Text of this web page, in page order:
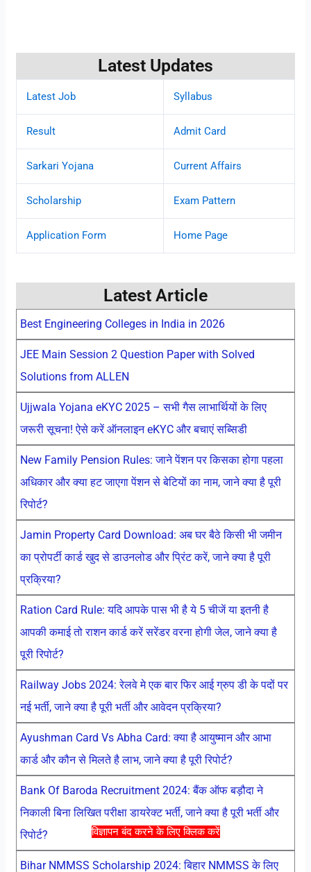
विज्ञापन बंद करने के लिए क्लिक करें
Latest Updates
Latest Job Syllabus
Result Admit Card
Sarkari Yojana Current Affairs
Scholarship Exam Pattern
Application Form Home Page
Latest Article
Best Engineering Colleges in India in 2026
JEE Main Session 2 Question Paper with Solved
Solutions from ALLEN
Ujjwala Yojana eKYC 2025 – सभी गैस लाभार्थियों के लिए
जरूरी सूचना! ऐसे करें ऑनलाइन eKYC और बचाएं सब्सिडी
New Family Pension Rules: जाने पेंशन पर किसका होगा पहला
अधिकार और क्या हट जाएगा पेंशन से बेटियों का नाम, जाने क्या है पूरी
रिपोर्ट?
Jamin Property Card Download: अब घर बैठे किसी भी जमीन
का प्रोपर्टी कार्ड खुद से डाउनलोड और प्रिंट करें, जाने क्या है पूरी
प्रक्रिया?
Ration Card Rule: यदि आपके पास भी है ये 5 चीजें या इतनी है
आपकी कमाई तो राशन कार्ड करें सरेंडर वरना होगी जेल, जाने क्या है
पूरी रिपोर्ट?
Railway Jobs 2024: रेलवे मे एक बार फिर आई ग्रुप डी के पदों पर
नई भर्ती, जाने क्या है पूरी भर्ती और आवेदन प्रक्रिया?
Ayushman Card Vs Abha Card: क्या है आयुष्मान और आभा
कार्ड और कौन से मिलते है लाभ, जाने क्या है पूरी रिपोर्ट?
Bank Of Baroda Recruitment 2024: बैंक ऑफ बड़ौदा ने
निकाली बिना लिखित परीक्षा डायरेक्ट भर्ती, जाने क्या है पूरी भर्ती और
रिपोर्ट?
Bihar NMMSS Scholarship 2024: बिहार NMMSS के लिए